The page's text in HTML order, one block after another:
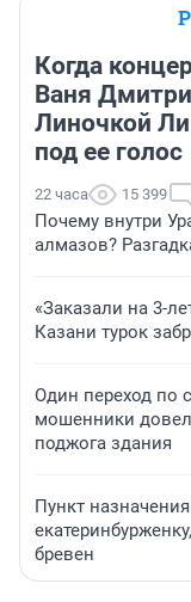
Когда
Ваня
Линочкой
под ее голос
22 часа 15 399
Почему внутри
алмазов?
«Заказали на 3-
Казани турок
Один переход по
мошенники
поджога здания
Пункт
бревен